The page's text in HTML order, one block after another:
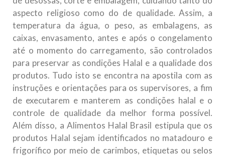
aspecto religioso como do de qualidade. Assim, a
temperatura da água, o peso, as embalagens, as
caixas, envasamento, antes e após o congelamento
até o momento do carregamento, são controlados
para preservar as condições Halal e a qualidade dos
produtos. Tudo isto se encontra na apostila com as
instruções e orientações para os supervisores, a fim
de executarem e manterem as condições halal e o
controle de qualidade da melhor forma possível.
Além disso, a Alimentos Halal Brasil estipula que os
produtos Halal sejam identificados no matadouro e
frigorífico por meio de carimbos, etiquetas ou selos